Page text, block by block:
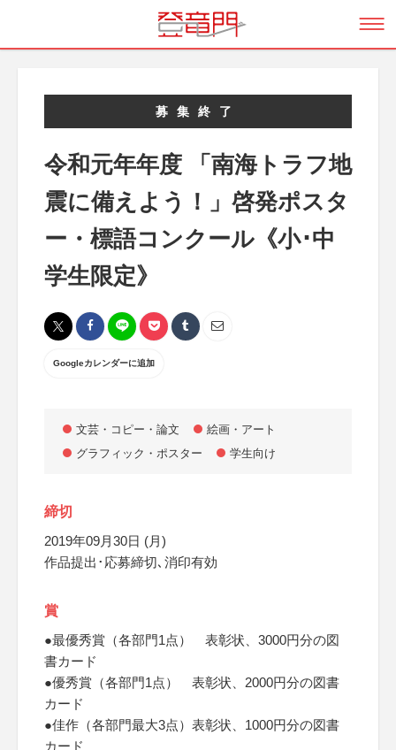
募集終了
令和元年年度 「南海トラフ地
震に備えよう！」啓発ポスタ
ー・標語コンクール《小･中
学生限定》
Googleカレンダーに追加
文芸・コピー・論文
絵画・アート
グラフィック・ポスター
学生向け
締切
2019年09月30日 (月)
作品提出･応募締切､消印有効
賞
●最優秀賞（各部門1点） 表彰状、3000円分の図
書カード
●優秀賞（各部門1点） 表彰状、2000円分の図書
カード
●佳作（各部門最大3点）表彰状、1000円分の図書
カード